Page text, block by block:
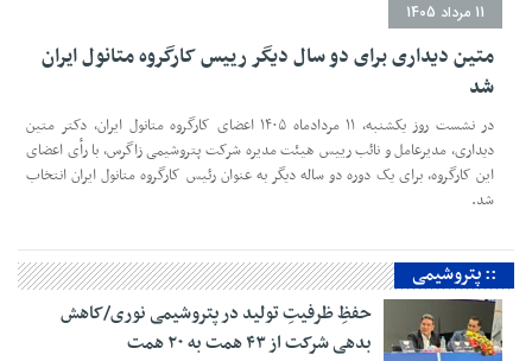
11 مرداد 1405
متین دیداری برای دو سال دیگر رییس کارگروه متانول ایران
شد
در نشست روز یکشنبه، ۱۱ مردادماه ۱۴۰۵ اعضای کارگروه متانول ایران، دکتر متین
دیداری، مدیرعامل و‌ نائب رییس هیئت مدیره شرکت پتروشیمی زاگرس، با رأی اعضای
این کارگروه، برای یک دوره دو ساله دیگر به عنوان رئیس کارگروه متانول ایران انتخاب
شد.
:: پتروشیمی
حفظِ ظرفیتِ تولید در پتروشیمی نوری/کاهش
بدهی شرکت از ۴۳ همت به ۲۰ همت